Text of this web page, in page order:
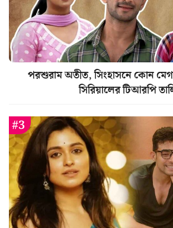
পরশুরাম অতীত, সিংহাসনে কোন
সিরিয়ালের টিআরপি